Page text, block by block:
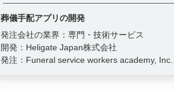
葬儀手配アプリの開発
発注会社の業界： 専門・技術サービス
開発： Heligate Japan株式会社
発注： Funeral service workers academy, Inc.